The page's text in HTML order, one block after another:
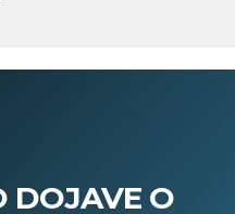
DOJAVE O